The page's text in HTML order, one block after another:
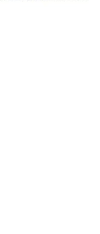
доме
отделанным
и